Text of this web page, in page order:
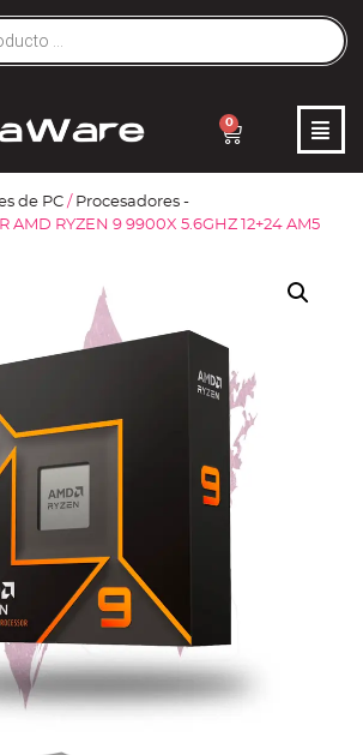
0
de PC / Procesadores -
AMD RYZEN 9 9900X 5.6GHZ 12+24 AM5